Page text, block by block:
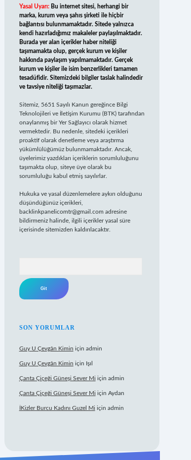
Yasal Uyarı: Bu internet sitesi, herhangi bir
marka, kurum veya şahıs şirketi ile hiçbir
bağlantısı bulunmamaktadır. Sitede yalnızca
kendi hazırladığımız makaleler paylaşılmaktadır.
Burada yer alan içerikler haber niteliği
taşımamakta olup, gerçek kurum ve kişiler
hakkında paylaşım yapılmamaktadır. Gerçek
kurum ve kişiler ile isim benzerlikleri tamamen
tesadüfidir. Sitemizdeki bilgiler taslak halindedir
ve tavsiye niteliği taşımazlar.
Sitemiz, 5651 Sayılı Kanun gereğince Bilgi
Teknolojileri ve İletişim Kurumu (BTK) tarafından
onaylanmış bir Yer Sağlayıcı olarak hizmet
vermektedir. Bu nedenle, sitedeki içerikleri
proaktif olarak denetleme veya araştırma
yükümlülüğümüz bulunmamaktadır. Ancak,
üyelerimiz yazdıkları içeriklerin sorumluluğunu
taşımakta olup, siteye üye olarak bu
sorumluluğu kabul etmiş sayılırlar.
Hukuka ve yasal düzenlemelere aykırı olduğunu
düşündüğünüz içerikleri,
backlinkpanelicomtr@gmail.com adresine
bildirmeniz halinde, ilgili içerikler yasal süre
içerisinde sitemizden kaldırılacaktır.
SON YORUMLAR
Guy U Çevgân Kimin için admin
Guy U Çevgân Kimin için Işıl
Çanta Çiçeği Güneşi Sever Mi için admin
Çanta Çiçeği Güneşi Sever Mi için Aydan
İKizler Burcu Kadını Guzel Mi için admin